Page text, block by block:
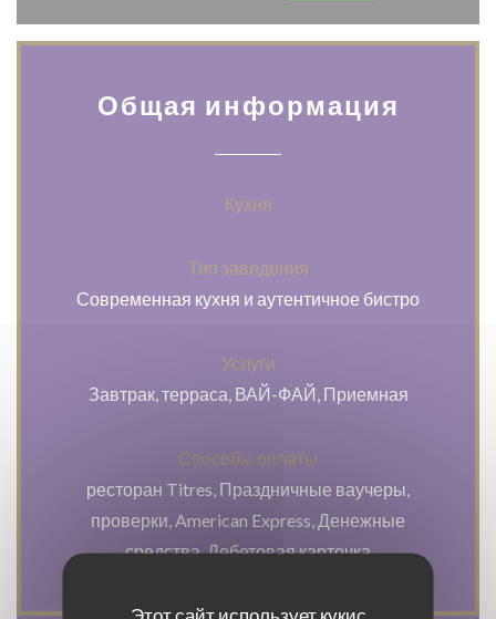
Этот сайт использует кукис
Общая информация
Кухня
Тип заведения
Современная кухня и аутентичное бистро
Услуги
Завтрак, терраса, ВАЙ-ФАЙ, Приемная
Способы оплаты
ресторан Titres, Праздничные ваучеры,
проверки, American Express, Денежные
средства, Дебетовая карточка